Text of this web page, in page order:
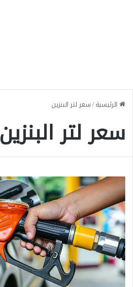
الرئيسية/سعر لتر البنزين
سعر لتر البنزين